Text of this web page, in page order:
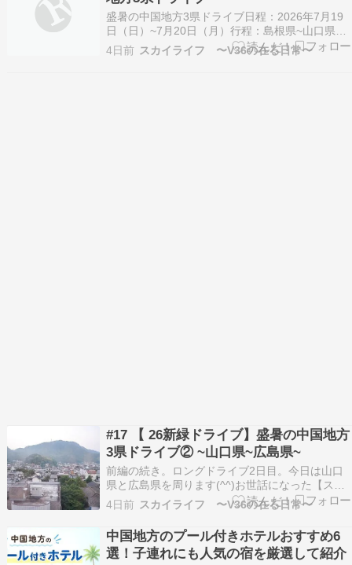
盛暑の中国地方3県ドライブ日程：2026年7月19
日（日）~7月20日（月）行程：島根県~山口県~
広島県総走行距離：2,099.0km1日目 #17 【'26新
緑ドライブ】盛暑の中国地方3県ドライブ① ~島
4日前 スカイライフ 〜V36の在る日常〜
#17 【 26新緑ドライブ】盛暑の中国地方
3県ドライブ② ~山口県~広島県~
前編の続き。ロングドライブ2日目。今日は山口
県と広島県を周ります(^^)お世話になった【スカ
イホテル大田】をチェックアウトし、まずはこの
大田市で行ってみたかったスポットへ向かいま
す。ホテルからは20分ほどの距離。【三瓶アイリ
スライン】島根県大田市の三瓶山（さんべさん）
の麓を一周す…
4日前 スカイライフ 〜V36の在る日常〜
中国地方のプール付きホテルおすすめ6
選！子連れにも人気の宿を厳選して紹介